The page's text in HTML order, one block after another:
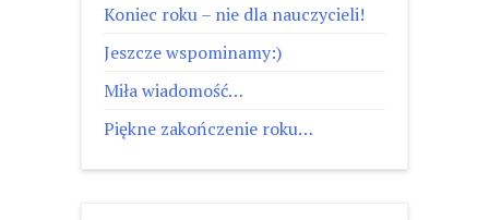
Koniec roku – nie dla nauczycieli!
Jeszcze wspominamy:)
Miła wiadomość…
Piękne zakończenie roku…